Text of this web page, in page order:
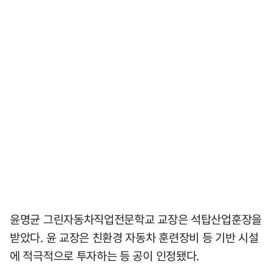
윤명균 그린자동차직업전문학교 교장은 석탑산업훈장을
받았다. 윤 교장은 친환경 자동차 훈련장비 등 기반 시설
에 적극적으로 투자하는 등 공이 인정됐다.